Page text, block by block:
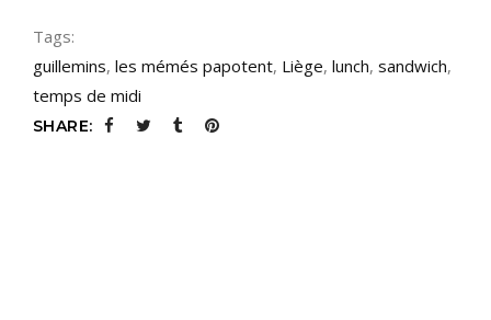
Tags:
guillemins, les mémés papotent, Liège, lunch, sandwich,
temps de midi
SHARE: